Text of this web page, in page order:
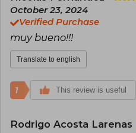
October 23, 2024
Verified Purchase
muy bueno!!!
Translate to english
1 This review is useful
Rodrigo Acosta Larenas